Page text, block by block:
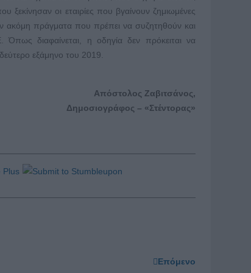
οι εταιρίες που βγαίνουν ζημιωμένες
ακόμη πράγματα που πρέπει να συζητηθούν και
διαφαίνεται, η οδηγία δεν πρόκειται να
εξάμηνο του 2019.
Απόστολος Ζαβιτσάνος,
Δημοσιογράφος – «Στέντορας»
Επόμενο